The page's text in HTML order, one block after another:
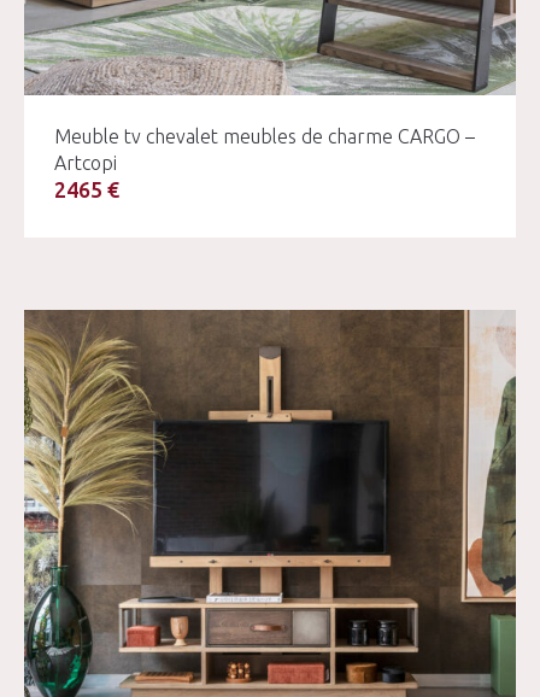
Meuble tv chevalet meubles de charme CARGO –
Artcopi
2465 €